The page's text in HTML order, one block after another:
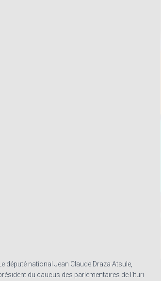
député national Jean Claude Draza Atsule,
du caucus des parlementaires de l’Ituri